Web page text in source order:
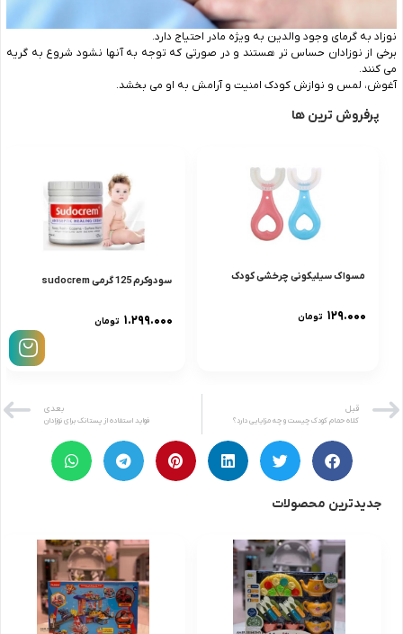
نوزاد به گرمای وجود والدین به ویژه مادر احتیاج دارد.
برخی از نوزادان حساس تر هستند و در صورتی که توجه به آنها نشود شروع به گریه
می کنند.
آغوش، لمس و نوازش کودک امنیت و آرامش به او می بخشد.
پرفروش ترین ها
مسواک سیلیکونی چرخشی کودک
۱۲۹.۰۰۰ تومان
سودوکرم 125 گرمى sudocrem
۱.۲۹۹.۰۰۰ تومان
قبل
کلاه حمام کودک چیست و چه مزایایی دارد؟
بعدی
فواید استفاده از پستانک برای نوزادان
جدیدترین محصولات